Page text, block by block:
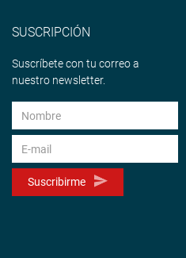
SUSCRIPCIÓN
Suscríbete con tu correo a
nuestro newsletter.
Suscribirme